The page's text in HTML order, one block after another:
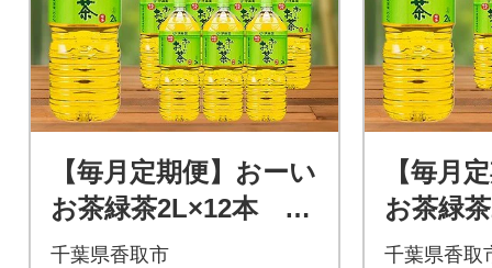
【毎月定期便】おーい
お茶緑茶2L×12本 伊
藤園全3回
千葉県香取市
【毎月
お茶緑
回
千葉県香取